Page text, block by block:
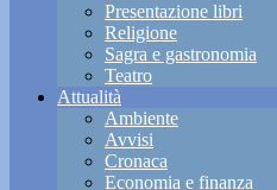
Presentazione libri
Religione
Sagra e gastronomia
Teatro
Attualità
Ambiente
Avvisi
Cronaca
Economia e finanza